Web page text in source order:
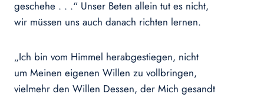
geschehe . . .“ Unser Beten allein tut es nicht,
wir müssen uns auch danach richten lernen.
„Ich bin vom Himmel herabgestiegen, nicht
um Meinen eigenen Willen zu vollbringen,
vielmehr den Willen Dessen, der Mich gesandt